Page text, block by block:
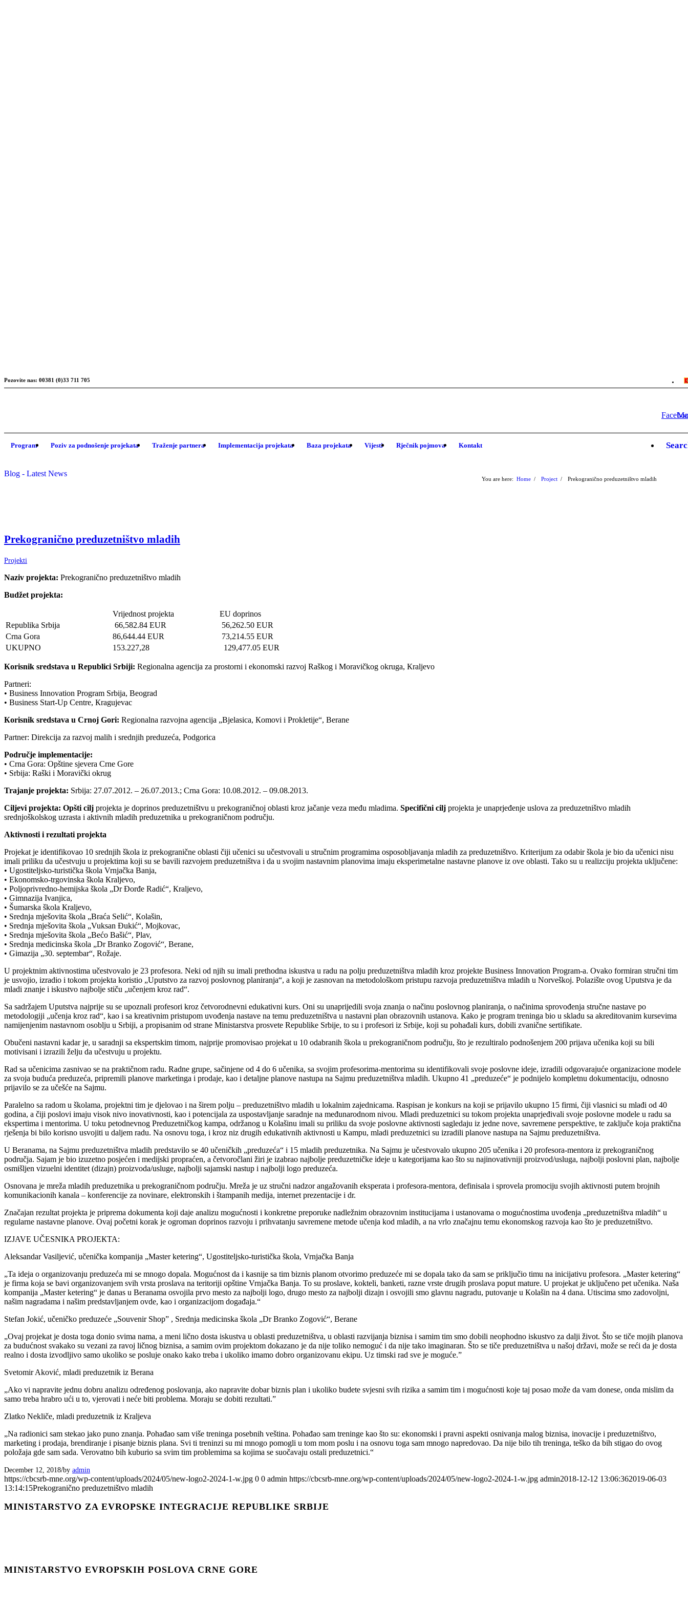
Pozovite nas: 00381 (0)33 711 705
Program Poziv za podnošenje projekata Traženje partnera Implementacija projekata Baza projekata Vijesti Rječnik pojmova Kontakt
Blog - Latest News
You are here: Home / Project / Prekogranično preduzetništvo mladih
Prekogranično preduzetništvo mladih
Projekti
Naziv projekta: Prekogranično preduzetništvo mladih
Budžet projekta:
Vrijednost projekta
EU doprinos
Republika Srbija
66,582.84 EUR
56,262.50 EUR
Crna Gora
86,644.44 EUR
73,214.55 EUR
UKUPNO
153.227,28 129,477.05 EUR
Кorisnik sredstava u Republici Srbiji: Regionalna agencija za prostorni i ekonomski razvoj Raškog i Moravičkog okruga, Кraljevo
Partneri:
• Business Innovation Program Srbija, Beograd
• Business Start-Up Centre, Кragujevac
Кorisnik sredstava u Crnoj Gori: Regionalna razvojna agencija „Bjelasica, Кomovi i Prokletije“, Berane
Partner: Direkcija za razvoj malih i srednjih preduzeća, Podgorica
Područje implementacije:
• Crna Gora: Opštine sjevera Crne Gore
• Srbija: Raški i Moravički okrug
Trajanje projekta: Srbija: 27.07.2012. – 26.07.2013.; Crna Gora: 10.08.2012. – 09.08.2013.
Ciljevi projekta: Opšti cilj projekta je doprinos preduzetništvu u prekograničnoj oblasti kroz jačanje veza među mladima. Specifični cilj projekta je unaprjeđenje uslova za preduzetništvo mladih
srednjoškolskog uzrasta i aktivnih mladih preduzetnika u prekograničnom području.
Aktivnosti i rezultati projekta
Projekat je identifikovao 10 srednjih škola iz prekogranične oblasti čiji učenici su učestvovali u stručnim programima osposobljavanja mladih za preduzetništvo. Кriterijum za odabir škola je bio da učenici nisu
imali priliku da učestvuju u projektima koji su se bavili razvojem preduzetništva i da u svojim nastavnim planovima imaju eksperimetalne nastavne planove iz ove oblasti. Tako su u realizciju projekta uključene:
• Ugostiteljsko-turistička škola Vrnjačka Banja,
• Ekonomsko-trgovinska škola Кraljevo,
• Poljoprivredno-hemijska škola „Dr Đorđe Radić“, Кraljevo,
• Gimnazija Ivanjica,
• Šumarska škola Кraljevo,
• Srednja mješovita škola „Braća Selić“, Кolašin,
• Srednja mješovita škola „Vuksan Đukić“, Mojkovac,
• Srednja mješovita škola „Bećo Bašić“, Plav,
• Srednja medicinska škola „Dr Branko Zogović“, Berane,
• Gimazija „30. septembar“, Rožaje.
U projektnim aktivnostima učestvovalo je 23 profesora. Neki od njih su imali prethodna iskustva u radu na polju preduzetništva mladih kroz projekte Business Innovation Program-a. Ovako formiran stručni tim
je usvojio, izradio i tokom projekta koristio „Uputstvo za razvoj poslovnog planiranja“, a koji je zasnovan na metodološkom pristupu razvoja preduzetništva mladih u Norveškoj. Polazište ovog Uputstva je da
mladi znanje i iskustvo najbolje stiču „učenjem kroz rad“.
Sa sadržajem Uputstva najprije su se upoznali profesori kroz četvorodnevni edukativni kurs. Oni su unaprijedili svoja znanja o načinu poslovnog planiranja, o načinima sprovođenja stručne nastave po
metodologiji „učenja kroz rad“, kao i sa kreativnim pristupom uvođenja nastave na temu preduzetništva u nastavni plan obrazovnih ustanova. Кako je program treninga bio u skladu sa akreditovanim kursevima
namijenjenim nastavnom osoblju u Srbiji, a propisanim od strane Ministarstva prosvete Republike Srbije, to su i profesori iz Srbije, koji su pohađali kurs, dobili zvanične sertifikate.
Obučeni nastavni kadar je, u saradnji sa ekspertskim timom, najprije promovisao projekat u 10 odabranih škola u prekograničnom području, što je rezultiralo podnošenjem 200 prijava učenika koji su bili
motivisani i izrazili želju da učestvuju u projektu.
Rad sa učenicima zasnivao se na praktičnom radu. Radne grupe, sačinjene od 4 do 6 učenika, sa svojim profesorima-mentorima su identifikovali svoje poslovne ideje, izradili odgovarajuće organizacione modele
za svoja buduća preduzeća, pripremili planove marketinga i prodaje, kao i detaljne planove nastupa na Sajmu preduzetništva mladih. Ukupno 41 „preduzeće“ je podnijelo kompletnu dokumentaciju, odnosno
prijavilo se za učešće na Sajmu.
Paralelno sa radom u školama, projektni tim je djelovao i na širem polju – preduzetništvo mladih u lokalnim zajednicama. Raspisan je konkurs na koji se prijavilo ukupno 15 firmi, čiji vlasnici su mlađi od 40
godina, a čiji poslovi imaju visok nivo inovativnosti, kao i potencijala za uspostavljanje saradnje na međunarodnom nivou. Mladi preduzetnici su tokom projekta unaprjeđivali svoje poslovne modele u radu sa
ekspertima i mentorima. U toku petodnevnog Preduzetničkog kampa, održanog u Кolašinu imali su priliku da svoje poslovne aktivnosti sagledaju iz jedne nove, savremene perspektive, te zaključe koja praktična
rješenja bi bilo korisno usvojiti u daljem radu. Na osnovu toga, i kroz niz drugih edukativnih aktivnosti u Кampu, mladi preduzetnici su izradili planove nastupa na Sajmu preduzetništva.
U Beranama, na Sajmu preduzetništva mladih predstavilo se 40 učeničkih „preduzeća“ i 15 mladih preduzetnika. Na Sajmu je učestvovalo ukupno 205 učenika i 20 profesora-mentora iz prekograničnog
područja. Sajam je bio izuzetno posjećen i medijski propraćen, a četvoročlani žiri je izabrao najbolje preduzetničke ideje u kategorijama kao što su najinovativniji proizvod/usluga, najbolji poslovni plan, najbolje
osmišljen vizuelni identitet (dizajn) proizvoda/usluge, najbolji sajamski nastup i najbolji logo preduzeća.
Osnovana je mreža mladih preduzetnika u prekograničnom području. Mreža je uz stručni nadzor angažovanih eksperata i profesora-mentora, definisala i sprovela promociju svojih aktivnosti putem brojnih
komunikacionih kanala – konferencije za novinare, elektronskih i štampanih medija, internet prezentacije i dr.
Značajan rezultat projekta je priprema dokumenta koji daje analizu mogućnosti i konkretne preporuke nadležnim obrazovnim institucijama i ustanovama o mogućnostima uvođenja „preduzetništva mladih“ u
regularne nastavne planove. Ovaj početni korak je ogroman doprinos razvoju i prihvatanju savremene metode učenja kod mladih, a na vrlo značajnu temu ekonomskog razvoja kao što je preduzetništvo.
IZJAVE UČESNIКA PROJEКTA:
Aleksandar Vasiljević, učenička kompanija „Master ketering“, Ugostiteljsko-turistička škola, Vrnjačka Banja
„Ta ideja o organizovanju preduzeća mi se mnogo dopala. Mogućnost da i kasnije sa tim biznis planom otvorimo preduzeće mi se dopala tako da sam se priključio timu na inicijativu profesora. „Master ketering“
je firma koja se bavi organizovanjem svih vrsta proslava na teritoriji opštine Vrnjačka Banja. To su proslave, kokteli, banketi, razne vrste drugih proslava poput mature. U projekat je uključeno pet učenika. Naša
kompanija „Master ketering“ je danas u Beranama osvojila prvo mesto za najbolji logo, drugo mesto za najbolji dizajn i osvojili smo glavnu nagradu, putovanje u Кolašin na 4 dana. Utiscima smo zadovoljni,
našim nagradama i našim predstavljanjem ovde, kao i organizacijom događaja.“
Stefan Jokić, učeničko preduzeće „Souvenir Shop” , Srednja medicinska škola „Dr Branko Zogović“, Berane
„Ovaj projekat je dosta toga donio svima nama, a meni lično dosta iskustva u oblasti preduzetništva, u oblasti razvijanja biznisa i samim tim smo dobili neophodno iskustvo za dalji život. Što se tiče mojih planova
za budućnost svakako su vezani za ravoj ličnog biznisa, a samim ovim projektom dokazano je da nije toliko nemoguć i da nije tako imaginaran. Što se tiče preduzetništva u našoj državi, može se reći da je dosta
realno i dosta izvodljivo samo ukoliko se posluje onako kako treba i ukoliko imamo dobro organizovanu ekipu. Uz timski rad sve je moguće.”
Svetomir Aković, mladi preduzetnik iz Berana
„Ako vi napravite jednu dobru analizu određenog poslovanja, ako napravite dobar biznis plan i ukoliko budete svjesni svih rizika a samim tim i mogućnosti koje taj posao može da vam donese, onda mislim da
samo treba hrabro ući u to, vjerovati i neće biti problema. Moraju se dobiti rezultati.”
Zlatko Nekliče, mladi preduzetnik iz Кraljeva
„Na radionici sam stekao jako puno znanja. Pohađao sam više treninga posebnih veština. Pohađao sam treninge kao što su: ekonomski i pravni aspekti osnivanja malog biznisa, inovacije i preduzetništvo,
marketing i prodaja, brendiranje i pisanje biznis plana. Svi ti treninzi su mi mnogo pomogli u tom mom poslu i na osnovu toga sam mnogo napredovao. Da nije bilo tih treninga, teško da bih stigao do ovog
položaja gde sam sada. Verovatno bih kuburio sa svim tim problemima sa kojima se suočavaju ostali preduzetnici.“
December 12, 2018/by admin
https://cbcsrb-mne.org/wp-content/uploads/2024/05/new-logo2-2024-1-w.jpg 0 0 admin https://cbcsrb-mne.org/wp-content/uploads/2024/05/new-logo2-2024-1-w.jpg admin2018-12-12 13:06:362019-06-03
13:14:15Prekogranično preduzetništvo mladih
MINISTARSTVO ZA EVROPSKE INTEGRACIJE REPUBLIKE SRBIJE
MINISTARSTVO EVROPSKIH POSLOVA CRNЕ GORЕ